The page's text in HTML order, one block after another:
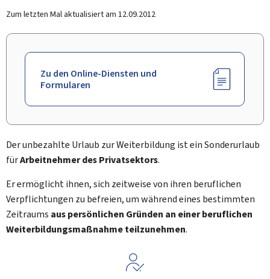
Zum letzten Mal aktualisiert am 12.09.2012
Zu den Online-Diensten und
Formularen
Der unbezahlte Urlaub zur Weiterbildung ist ein Sonderurlaub
fürArbeitnehmer des Privatsektors.
Er ermöglicht ihnen, sich zeitweise von ihren beruflichen
Verpflichtungen zu befreien, um während eines bestimmten
Zeitraums aus persönlichen Gründen an einer beruflichen
Weiterbildungsmaßnahme teilzunehmen.